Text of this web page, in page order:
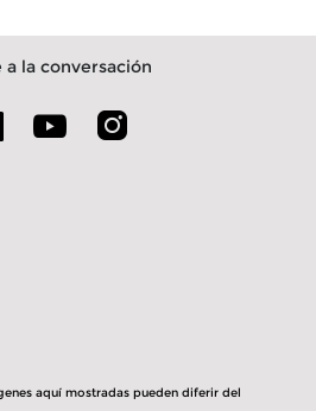
a la conversación
aquí mostradas pueden diferir del